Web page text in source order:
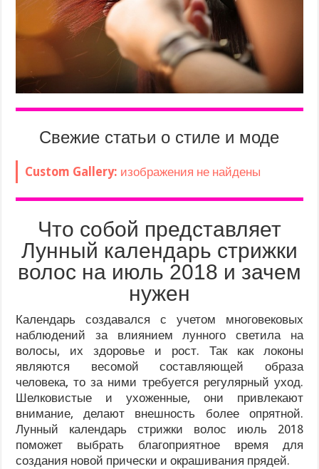
Свежие статьи о стиле и моде
Custom Gallery: изображения не найдены
Что собой представляет
Лунный календарь стрижки
волос на июль 2018 и зачем
нужен
Календарь создавался с учетом многовековых
наблюдений за влиянием лунного светила на
волосы, их здоровье и рост. Так как локоны
являются весомой составляющей образа
человека, то за ними требуется регулярный уход.
Шелковистые и ухоженные, они привлекают
внимание, делают внешность более опрятной.
Лунный календарь стрижки волос июль 2018
поможет выбрать благоприятное время для
создания новой прически и окрашивания прядей.